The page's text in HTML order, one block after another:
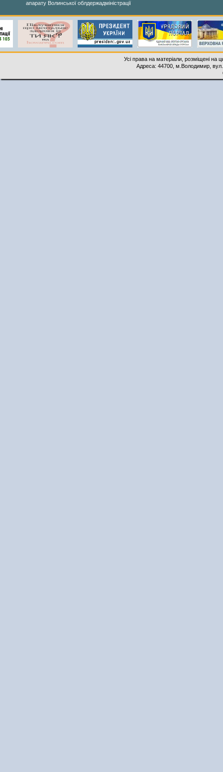
апарату Волинської облдержадміністрації
Усі права на матеріали, розміщені на
Адреса: 44700, м.Володимир,